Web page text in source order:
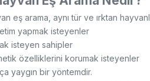
eş arama, aynı tür ve ırktan
yapmak isteyenler
isteyen sahipler
özelliklerini korumak isteyenler
yaygın bir yöntemdir.